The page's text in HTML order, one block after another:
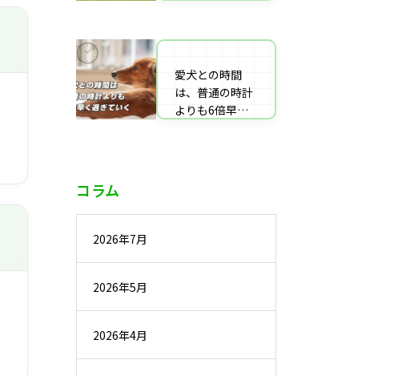
材・出演・執筆
愛犬との時間
は、普通の時計
よりも6倍早く
コラム
2026年7月
2026年5月
2026年4月